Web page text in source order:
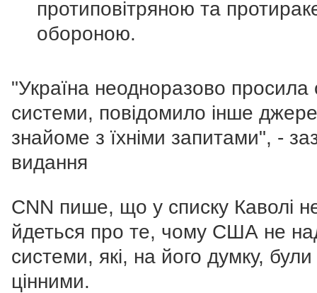
протиповітряною та
обороною.
"Україна неодноразово просила
системи, повідомило інше
знайоме з їхніми запитами", -
видання
CNN пише, що у списку Каволі
йдеться про те, чому США не
системи, які, на його думку,
цінними.